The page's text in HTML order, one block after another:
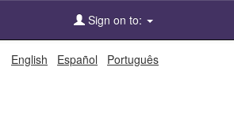
Sign on to:
English Español Português